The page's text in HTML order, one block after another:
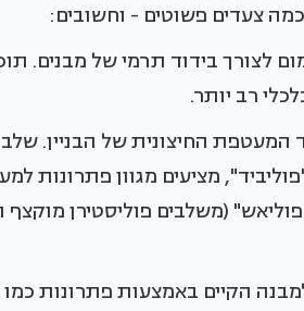
צעדים פשוטים - וחשובים:
לצורך בידוד תרמי של מבנים.
רב יותר.
המעטפת החיצונית של הבניין.
מציעים מגוון פתרונות
(משלבים פוליסטירן
הקיים באמצעות פתרונות